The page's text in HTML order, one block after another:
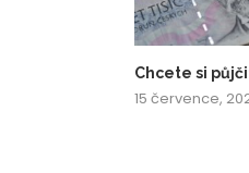
Chcete si
15 července,